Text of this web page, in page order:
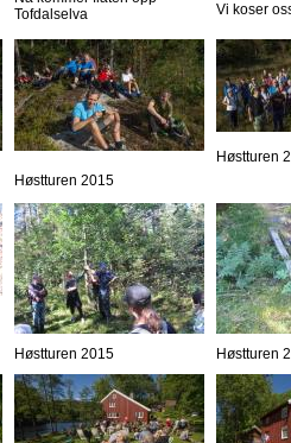
Tofdalselva
Vi koser
Høstturen 2015
Høstturen
Høstturen 2015 Høstturen